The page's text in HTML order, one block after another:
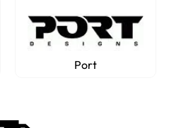
Port